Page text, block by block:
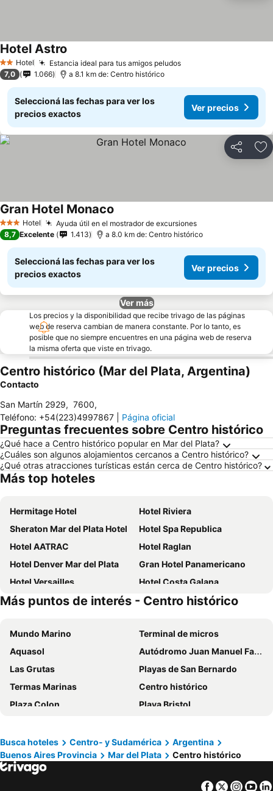
2 Estrellas
Hotel Estancia ideal para tus amigos peludos
Hotel Astro
7,0 1.066 a 8.1 km de: Centro histórico
Seleccioná las fechas para ver los
precios exactos
Ver precios
Compartir
3 Estrellas
Hotel Ayuda útil en el mostrador de excursiones
Gran Hotel Monaco
8,7 Excelente 1.413 a 8.0 km de: Centro histórico
Seleccioná las fechas para ver los
precios exactos
Ver precios
Ver más
Los precios y la disponibilidad que recibe trivago de las páginas
web de reserva cambian de manera constante. Por lo tanto, es
posible que no siempre encuentres en una página web de reserva
la misma oferta que viste en trivago.
Centro histórico (Mar del Plata, Argentina)
Contacto
San Martín 2929, 7600,
Teléfono: +54(223)4997867 Página oficial
Preguntas frecuentes sobre Centro histórico
¿Qué hace a Centro histórico popular en Mar del Plata?
¿Cuáles son algunos alojamientos cercanos a Centro histórico?
¿Qué otras atracciones turísticas están cerca de Centro histórico?
Más top hoteles
Hermitage Hotel
Hotel Riviera
Sheraton Mar del Plata Hotel
Hotel Spa Republica
Hotel AATRAC
Hotel Raglan
Hotel Denver Mar del Plata
Gran Hotel Panamericano
Hotel Versailles
Hotel Costa Galana
Gran Hotel Continental
Hotel Iruña
Playa Suites CR
Costa Clara Hotel
Hotel Oscar Lescano - All Inclusive
Hotel Apartur Mar del Plata
Hotel Nuevo Boulevard
Hotel Aoma Mar del Plata
Hotel España
Hotel Dallas Center
Hotel King's
Sennac Hotel
Hotel Bagu Playa Grande
San Remo Grand Hotel
Hotel Sirenuse
HOTEL KONKE MAR DEL PLATA
Hotel Club del Golf
Más puntos de interés - Centro histórico
Mundo Marino
Terminal de micros
Aquasol
Autódromo Juan Manuel Fangio
Las Grutas
Playas de San Bernardo
Termas Marinas
Centro histórico
Plaza Colon
Playa Bristol
Constirución - Camet
La Perla - Constitución
Aeropuerto Internacional Astor Piazolla
Monumento Alfonsina Storni
El Paraiso Zoo
Busca hoteles Centro- y Sudamérica
Argentina
Buenos Aires Provincia
Mar del Plata Centro histórico
Facebook
Twitter